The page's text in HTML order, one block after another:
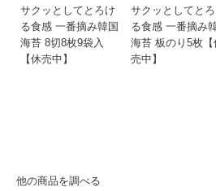
サクッとしてとろけ
る食感 一番摘み韓国
海苔 8切8枚9袋入
【休売中】
サクッとしてと
る食感 一番摘み
海苔 板のり5枚【
売中】
他の商品を調べる